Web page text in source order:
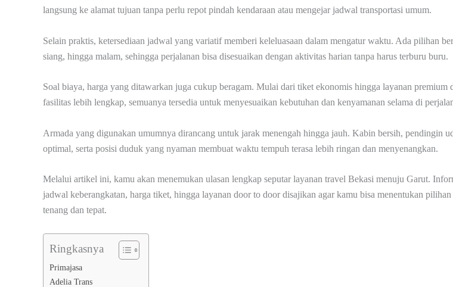
langsung ke alamat tujuan tanpa perlu repot pindah kendaraan atau mengejar jadwal transportasi umum.
Selain praktis, ketersediaan jadwal yang variatif memberi keleluasaan dalam mengatur waktu. Ada pilihan
siang, hingga malam, sehingga perjalanan bisa disesuaikan dengan aktivitas harian tanpa harus terburu buru.
Soal biaya, harga yang ditawarkan juga cukup beragam. Mulai dari tiket ekonomis hingga layanan premium
fasilitas lebih lengkap, semuanya tersedia untuk menyesuaikan kebutuhan dan kenyamanan selama di
Armada yang digunakan umumnya dirancang untuk jarak menengah hingga jauh. Kabin bersih, pendingin
optimal, serta posisi duduk yang nyaman membuat waktu tempuh terasa lebih ringan dan menyenangkan.
Melalui artikel ini, kamu akan menemukan ulasan lengkap seputar layanan travel Bekasi menuju Garut.
jadwal keberangkatan, harga tiket, hingga layanan door to door disajikan agar kamu bisa menentukan
tenang dan tepat.
Ringkasnya
Primajasa
Adelia Trans